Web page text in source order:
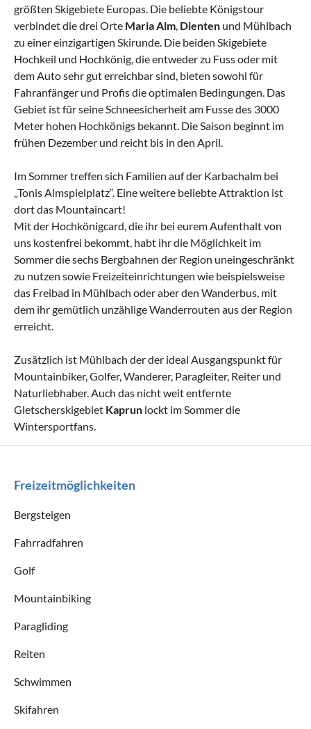
größten Skigebiete Europas. Die beliebte Königstour
verbindet die drei Orte Maria Alm Dienten und Mühlbach
zu einer einzigartigen Skirunde. Die beiden Skigebiete
Hochkeil und Hochkönig, die entweder zu Fuss oder mit
dem Auto sehr gut erreichbar sind, bieten sowohl für
Fahranfänger und Profis die optimalen Bedingungen. Das
Gebiet ist für seine Schneesicherheit am Fusse des 3000
Meter hohen Hochkönigs bekannt. Die Saison beginnt im
frühen Dezember und reicht bis in den April.
Im Sommer treffen sich Familien auf der Karbachalm bei
„Tonis Almspielplatz“. Eine weitere beliebte Attraktion ist
dort das Mountaincart!
Mit der Hochkönigcard, die ihr bei eurem Aufenthalt von
uns kostenfrei bekommt, habt ihr die Möglichkeit im
Sommer die sechs Bergbahnen der Region uneingeschränkt
zu nutzen sowie Freizeiteinrichtungen wie beispielsweise
das Freibad in Mühlbach oder aber den Wanderbus, mit
dem ihr gemütlich unzählige Wanderrouten aus der Region
erreicht.
Zusätzlich ist Mühlbach der der ideal Ausgangspunkt für
Mountainbiker, Golfer, Wanderer, Paragleiter, Reiter und
Naturliebhaber. Auch das nicht weit entfernte
Gletscherskigebiet Kaprun lockt im Sommer die
Wintersportfans.
Freizeitmöglichkeiten
Bergsteigen
Fahrradfahren
Golf
Mountainbiking
Paragliding
Reiten
Schwimmen
Skifahren